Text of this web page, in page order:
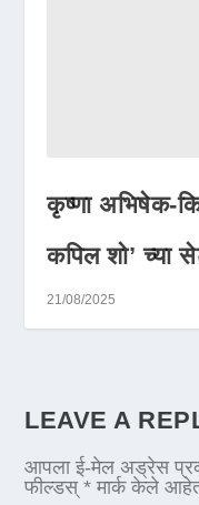
कृष्णा अभिषेक-
कपिल शो’ च्या
21/08/2025
LEAVE A
आपला ई-मेल अड्रेस
फील्डस्* मार्क केले